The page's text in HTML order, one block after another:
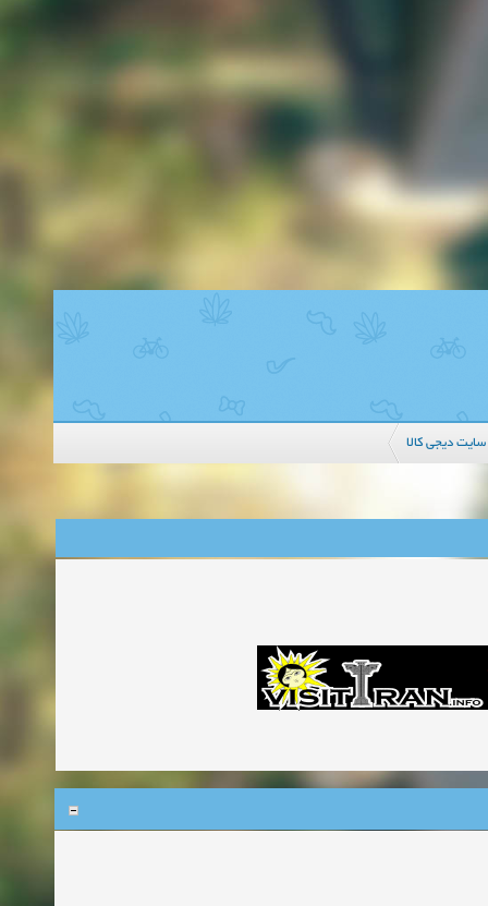
دیجی کالا